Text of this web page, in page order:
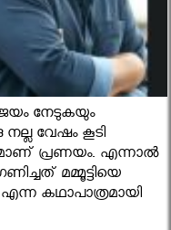
നേടുകയും
വേഷം കൂടി
പ്രണയം. എന്നാൽ
മമ്മൂട്ടിയെ
കഥാപാത്രമായി